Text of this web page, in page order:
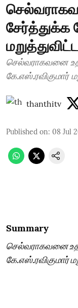
சேர்த்துக்க
செல்வராகவனை
கே.எஸ்.ரவிகுமார்
thanthitv
Published on: 08 Jul
Summary
செல்வராகவனை
கே.எஸ்.ரவிகுமார்